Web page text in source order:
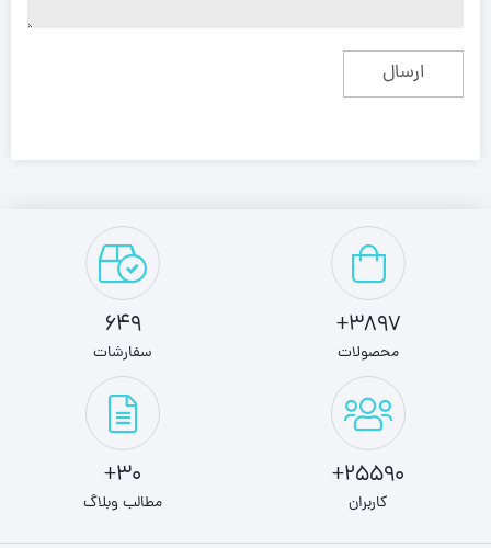
3897+
محصولات
649
سفارشات
25590+
کاربران
30+
مطالب وبلاگ